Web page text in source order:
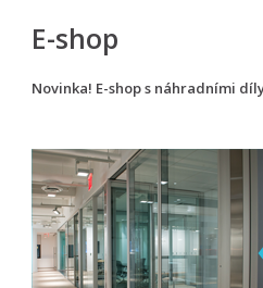
E-shop
Novinka! E-shop s náhradními